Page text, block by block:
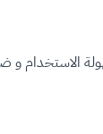
الاستخدام